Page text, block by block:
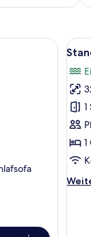
einem großen Bett,
Alle
für
3